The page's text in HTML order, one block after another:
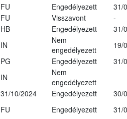
FU Engedélyezett
31/
FU Visszavont
-
HB Engedélyezett
31/
IN
Nem
engedélyezett
19/
PG Engedélyezett
31/
IN
Nem
engedélyezett
31/10/2024 Engedélyezett
30/
FU Engedélyezett
31/